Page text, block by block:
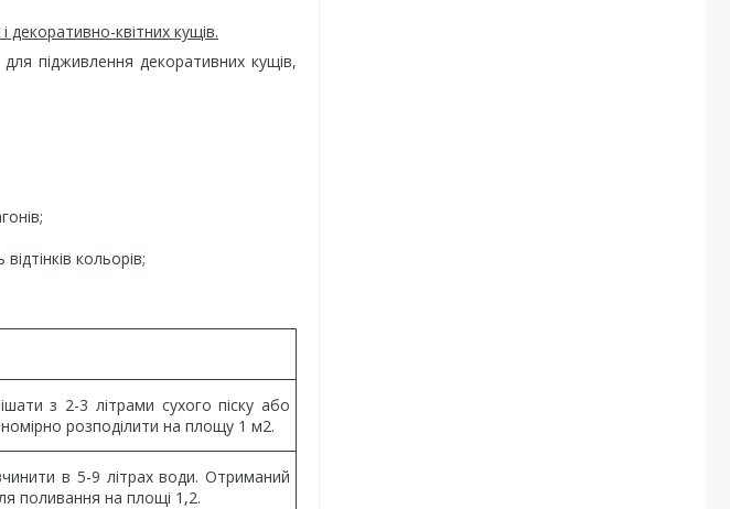
декоративно-квітних кущів.
підживлення декоративних кущів,
кольорів;
з 2-3 літрами сухого піску або
розподілити на площу 1 м2.
в 5-9 літрах води. Отриманий
поливання на площі 1,2.